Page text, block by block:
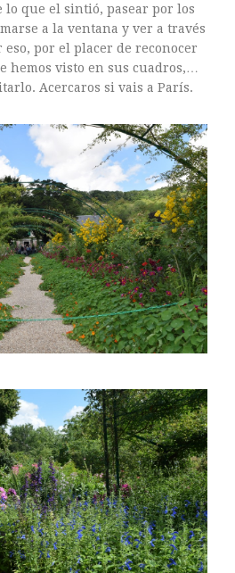
NOVIA
VALLS EN FLORIPLANT
A CASA
que el sintió, pasear por los
a la ventana y ver a través
por el placer de reconocer
hemos visto en sus cuadros,…
Acercaros si vais a París.